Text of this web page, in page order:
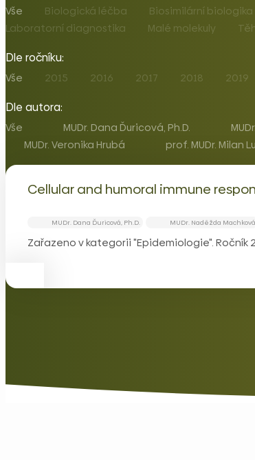
Vše Biologická léčba Biosimilární biologika
Laboratorní diagnostika
Malé molekuly
Dle ročníku:
Vše 2015 2016 2017 2018 2019
Dle autora:
Vše MUDr. Dana Ďuricová, Ph.D.
MUDr. Veronika Hrubá
prof. MUDr. Milan
Cellular and humoral immune
MUDr. Dana Ďuricová, Ph.D. MUDr. Naděžda Machková
Zařazeno v kategorii "Epidemiologie". Ročník